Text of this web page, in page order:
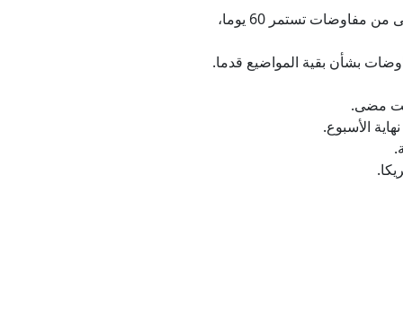
* قال وزير الخارجية الإيراني عباس عراقجي، إن مذكرة التفاهم تتألف من 14 بندا حتى الآن، وتمثل المرحلة الأولى من مفاوضات تستمر 60 يوما،
بشأن بقية المواضيع قدما.
مضى.
الأسبوع.